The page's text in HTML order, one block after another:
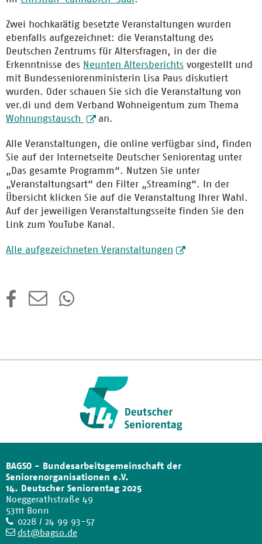
Zwei hochkarätig besetzte Veranstaltungen wurden
ebenfalls aufgezeichnet: die Veranstaltung des
Deutschen Zentrums für Altersfragen, in der die
Erkenntnisse des Neunten Altersberichts vorgestellt und
mit Bundesseniorenministerin Lisa Paus diskutiert
wurden. Oder schauen Sie sich die Veranstaltung von
ver.di und dem Verband Wohneigentum zum Thema
Wohnungstausch
an.
Alle Veranstaltungen, die online verfügbar sind, finden
Sie auf der Internetseite Deutscher Seniorentag unter
„Das gesamte Programm“. Nutzen Sie unter
„Veranstaltungsart“ den Filter „Streaming“. In der
Übersicht klicken Sie auf die Veranstaltung Ihrer Wahl.
Auf der jeweiligen Veranstaltungsseite finden Sie den
Link zum YouTube Kanal.
Alle aufgezeichneten Veranstaltungen
BAGSO - Bundesarbeitsgemeinschaft der
Seniorenorganisationen e.V.
14. Deutscher Seniorentag 2025
Noeggerathstraße 49
53111 Bonn
Telefon
0228 / 24 99 93-57
E- dst@bagso.de